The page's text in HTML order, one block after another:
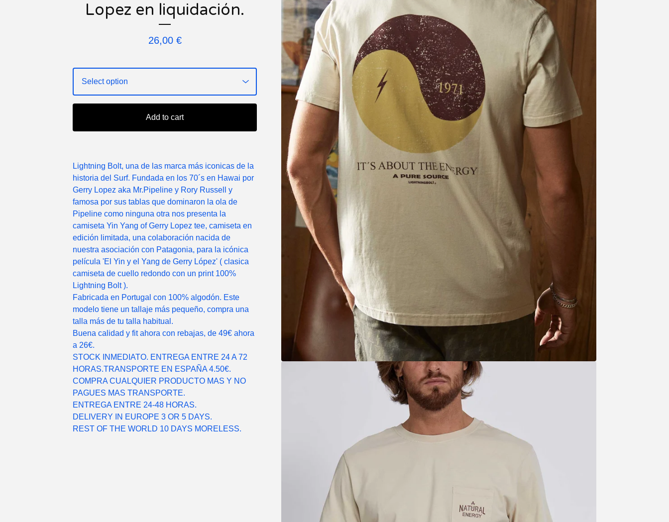
Lopez en liquidación.
26,00 €
Add to cart
Lightning Bolt, una de las marca más iconicas de la
historia del Surf. Fundada en los 70´s en Hawai por
Gerry Lopez aka Mr.Pipeline y Rory Russell y
famosa por sus tablas que dominaron la ola de
Pipeline como ninguna otra nos presenta la
camiseta Yin Yang of Gerry Lopez tee, camiseta en
edición limitada, una colaboración nacida de
nuestra asociación con Patagonia, para la icónica
película 'El Yin y el Yang de Gerry López' ( clasica
camiseta de cuello redondo con un print 100%
Lightning Bolt ).
Fabricada en Portugal con 100% algodón. Este
modelo tiene un tallaje más pequeño, compra una
talla más de tu talla habitual.
Buena calidad y fit ahora con rebajas, de 49€ ahora
a 26€.
STOCK INMEDIATO. ENTREGA ENTRE 24 A 72
HORAS.TRANSPORTE EN ESPAÑA 4.50€.
COMPRA CUALQUIER PRODUCTO MAS Y NO
PAGUES MAS TRANSPORTE.
ENTREGA ENTRE 24-48 HORAS.
DELIVERY IN EUROPE 3 OR 5 DAYS.
REST OF THE WORLD 10 DAYS MORELESS.